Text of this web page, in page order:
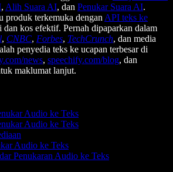
, Alih Suara AI, dan Penukar Suara AI.
produk terkemuka dengan API teks ke
kos efektif. Pernah dipaparkan dalam
, CNBC, Forbes, TechCrunch, dan media
penyedia teks ke ucapan terbesar di
news, speechify.com/blog, dan
maklumat lanjut.
Audio ke Teks
Audio ke Teks
Audio ke Teks
Penukaran Audio ke Teks